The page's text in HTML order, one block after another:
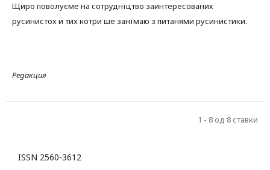
Щиро поволуєме на сотруднїцтво заинтересованих
русинистох и тих котри ше занїмаю з питанями русинистики.
Редакция
1 - 8 од 8 ставки
ISSN 2560-3612